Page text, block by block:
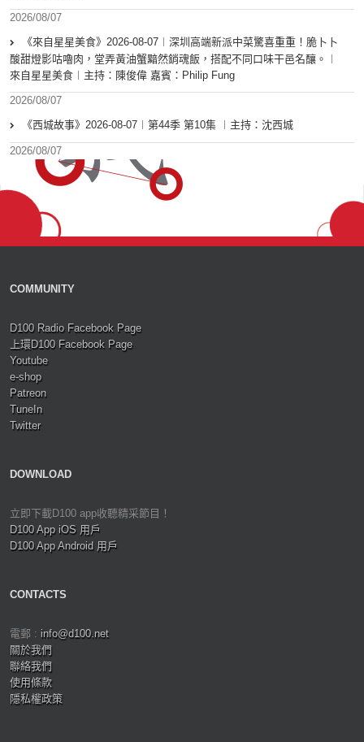
2026/08/07
《來自星星美食》2026-08-07︱深圳高端新派中菜驚喜重重！脆卜卜
酸甜燈影咕嚕肉，堂弄黃油蟹黯然銷魂飯，搭配不同口味干邑名釀。︱
來自星星美食︱主持：陳俊偉 嘉賓：Philip Fung
2026/08/07
《西城故事》2026-08-07︱第44季 第10集 ︱主持：沈西城
2026/08/07
COMMUNITY
D100 Radio Facebook Page
上環D100 Facebook Page
Youtube
e-shop
Patreon
TuneIn
Twitter
DOWNLOAD
立即下載D100 app收聽精采節目！
D100 App iOS 用戶
D100 App Android 用戶
CONTACTS
電郵 : info@d100.net
關於我們
聯絡我們
使用條款
隱私權政策